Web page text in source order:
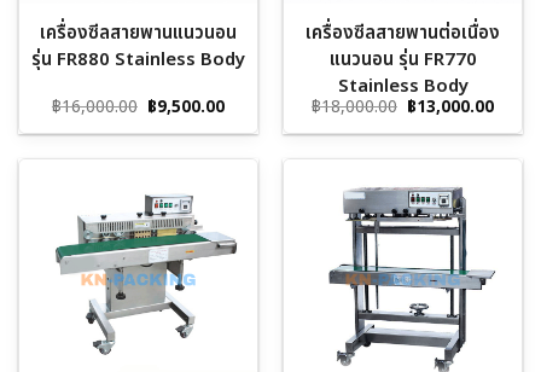
เครื่องซีลสายพานแนวนอน
รุ่น FR880 Stainless Body
฿16,000.00 Original
price
was:
฿16,000.00.
฿9,500.00Current
is:
฿9,500.00.
เครื่องซีลสายพานต่อเนื่อง
แนวนอน รุ่น FR770
Stainless Body
฿18,000.00 Original
price
was:
฿18,000.00.
฿13,000.00
is:
฿